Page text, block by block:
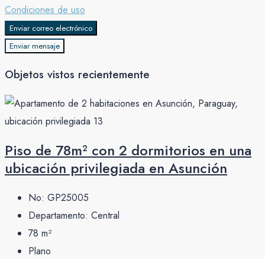
Condiciones de uso
Enviar correo electrónico
Enviar mensaje
Objetos vistos recientemente
Piso de 78m² con 2 dormitorios en una
ubicación privilegiada en Asunción
No: GP25005
Departamento: Central
78 m²
Plano